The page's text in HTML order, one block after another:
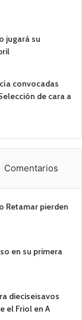
jugará su
convocadas
de cara a
Comentarios
Retamar pierden
en su primera
dieciseisavos
el Friol en A